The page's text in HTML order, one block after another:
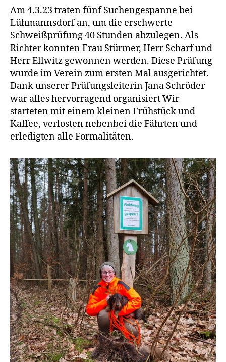
Am 4.3.23 traten fünf Suchengespanne bei
Lühmannsdorf an, um die erschwerte
Schweißprüfung 40 Stunden abzulegen. Als
Richter konnten Frau Stürmer, Herr Scharf und
Herr Ellwitz gewonnen werden. Diese Prüfung
wurde im Verein zum ersten Mal ausgerichtet.
Dank unserer Prüfungsleiterin Jana Schröder
war alles hervorragend organisiert Wir
starteten mit einem kleinen Frühstück und
Kaffee, verlosten nebenbei die Fährten und
erledigten alle Formalitäten.